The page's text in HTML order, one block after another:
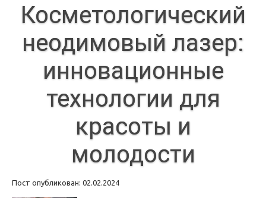
Косметологический
неодимовый лазер:
инновационные
технологии для
красоты и
молодости
Пост опубликован: 02.02.2024